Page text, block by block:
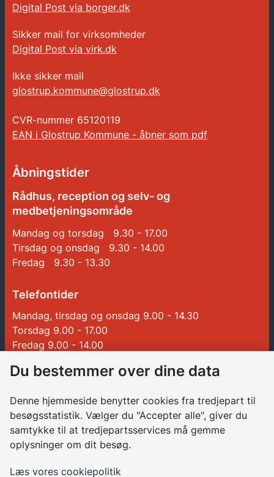
Digital Post via borger.dk
Sikker mail for virksomheder
Digital Post via virk.dk
Ikke sikker mail
glostrup.kommune@glostrup.dk
CVR-nummer 65120119
EAN i Glostrup Kommune - åbner som pdf
Åbningstider
Rådhus, reception og selv- og
medbetjeningsområde
Mandag og torsdag 9.30 - 17.00
Tirsdag og onsdag 9.30 - 14.00
Fredag 9.30 - 13.30
Telefontider
Mandag, tirsdag og onsdag 9.00 - 14.30
Torsdag 9.00 - 17.00
Fredag 9.00 - 14.00
Betalinger til Glostrup Kommune
Borgerrådgiver
Søg job i kommunen
Databeskyttelsesrådgiver
Du bestemmer over dine data
Denne hjemmeside benytter cookies fra tredjepart til
besøgsstatistik. Vælger du "Accepter alle", giver du
samtykke til at tredjepartsservices må gemme
oplysninger om dit besøg.
Læs vores cookiepolitik